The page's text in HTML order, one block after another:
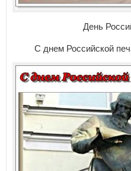
День
С днем Российской